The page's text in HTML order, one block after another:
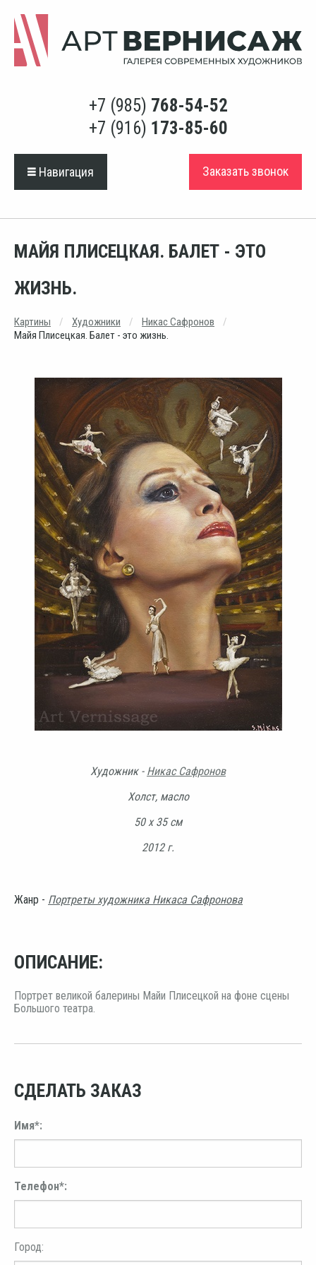
+7 (985) 768-54-52
+7 (916) 173-85-60
Навигация Заказать звонок
МАЙЯ ПЛИСЕЦКАЯ. БАЛЕТ - ЭТО
ЖИЗНЬ.
Картины Художники
Никас Сафронов
Майя Плисецкая. Балет - это жизнь.
Художник - Никас Сафронов
Холст, масло
50 х 35 см
2012 г.
Жанр - Портреты художника Никаса Сафронова
ОПИСАНИЕ:
Портрет великой балерины Майи Плисецкой на фоне сцены
Большого театра.
СДЕЛАТЬ ЗАКАЗ
Имя*:
Телефон*:
Город: